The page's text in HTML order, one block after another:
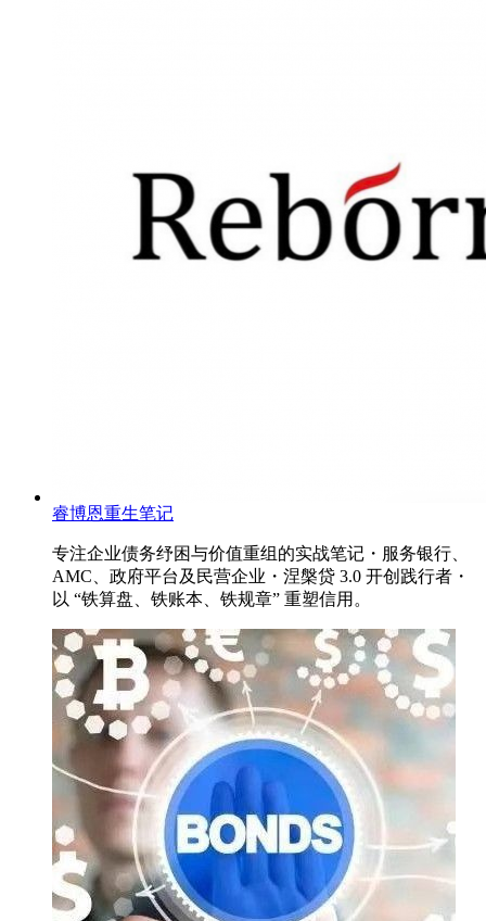
睿博恩重生笔记
专注企业债务纾困与价值重组的实战笔记・服务银行、
AMC、政府平台及民营企业・涅槃贷 3.0 开创践行者・
以 “铁算盘、铁账本、铁规章” 重塑信用。